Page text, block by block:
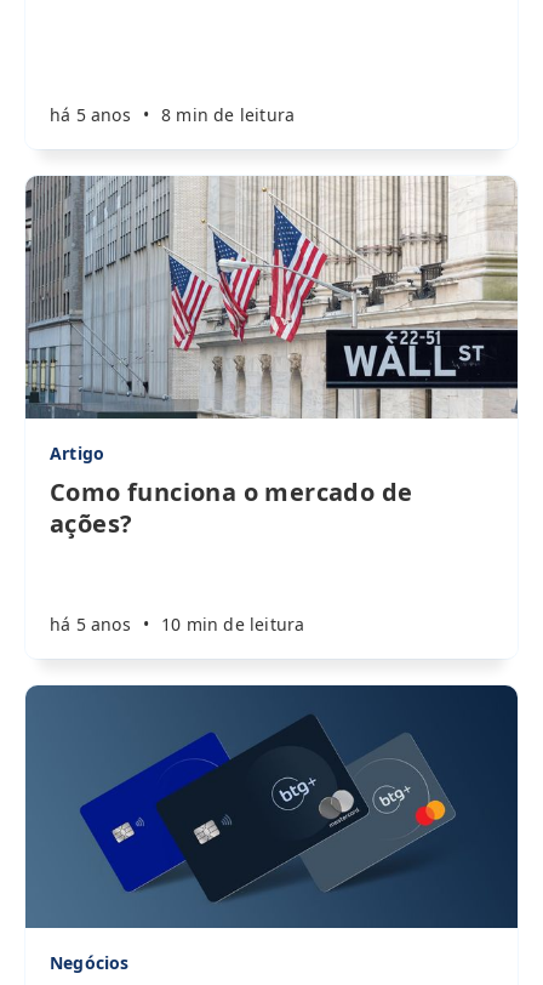
há 5 anos • 8 min de leitura
Artigo
Como funciona o mercado de
ações?
há 5 anos • 10 min de leitura
Negócios